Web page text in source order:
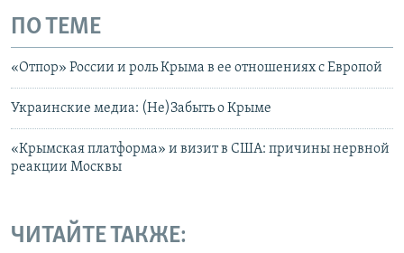
ПО ТЕМЕ
«Отпор» России и роль Крыма в ее отношениях с Европой
Украинские медиа: (Не)Забыть о Крыме
«Крымская платформа» и визит в США: причины нервной
реакции Москвы
ЧИТАЙТЕ ТАКЖЕ: